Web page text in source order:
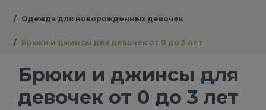
Одежда для новорожденных девочек
Брюки и джинсы для девочек от 0 до 3 лет
Брюки и джинсы для
девочек от 0 до 3 лет